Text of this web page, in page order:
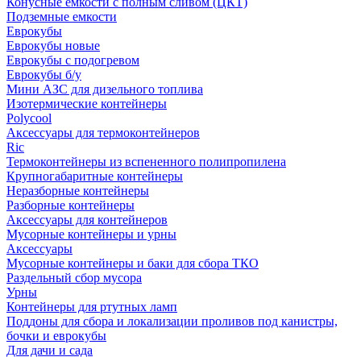
Подземные емкости
Еврокубы
Еврокубы новые
Еврокубы с подогревом
Еврокубы б/у
Мини АЗС для дизельного топлива
Изотермические контейнеры
Polycool
Аксессуары для термоконтейнеров
Ric
Термоконтейнеры из вспененного полипропилена
Крупногабаритные контейнеры
Неразборные контейнеры
Разборные контейнеры
Аксессуары для контейнеров
Мусорные контейнеры и урны
Аксессуары
Мусорные контейнеры и баки для сбора ТКО
Раздельный сбор мусора
Урны
Контейнеры для ртутных ламп
Поддоны для сбора и локализации проливов под канистры,
бочки и еврокубы
Для дачи и сада